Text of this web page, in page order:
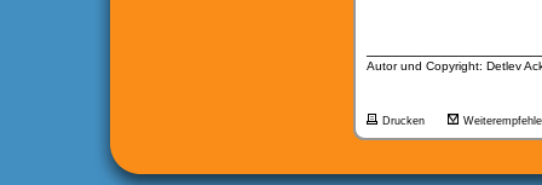
Autor und Copyright: Detlev
Drucken